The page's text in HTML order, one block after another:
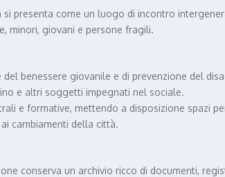
presenta come un luogo di incontro
minori, giovani e persone fragili.
benessere giovanile e di prevenzione del
e altri soggetti impegnati nel sociale.
e formative, mettendo a disposizione spazi
cambiamenti della città.
conserva un archivio ricco di documenti,